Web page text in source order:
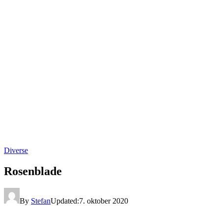
Diverse
Rosenblade
By StefanUpdated:7. oktober 2020